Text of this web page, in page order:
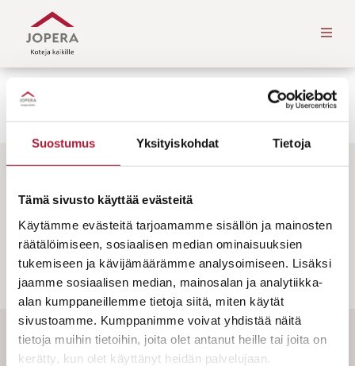
Suostumus Yksityiskohdat Tietoja
Tämä sivusto käyttää evästeitä
Käytämme evästeitä tarjoamamme sisällön ja mainosten
räätälöimiseen, sosiaalisen median ominaisuuksien
tukemiseen ja kävijämäärämme analysoimiseen. Lisäksi
jaamme sosiaalisen median, mainosalan ja analytiikka-
alan kumppaneillemme tietoja siitä, miten käytät
sivustoamme. Kumppanimme voivat yhdistää näitä
tietoja muihin tietoihin, joita olet antanut heille tai joita on
kerätty, kun olet käyttänyt heidän palvelujaan.
PARI- JA RIVITALO
TILAA UUTISKIRJEEMME